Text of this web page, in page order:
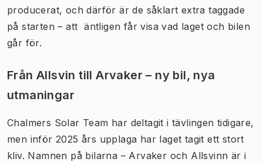
producerat, och därför är de såklart extra taggade
på starten – att äntligen får visa vad laget och bilen
går för.
Från Allsvin till Arvaker – ny bil, nya
utmaningar
Chalmers Solar Team har deltagit i tävlingen tidigare,
men inför 2025 års upplaga har laget tagit ett stort
kliv. Namnen på bilarna – Arvaker och Allsvinn är i